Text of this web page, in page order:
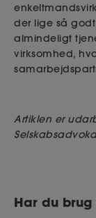
der lige så
almindeligt
virksomhed,
Artiklen er
Har du